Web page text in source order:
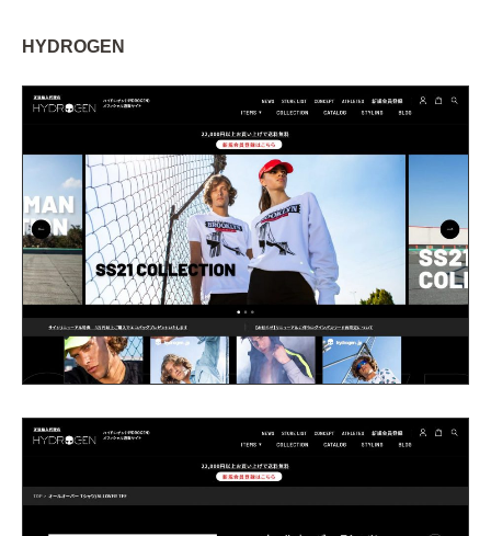
HYDROGEN